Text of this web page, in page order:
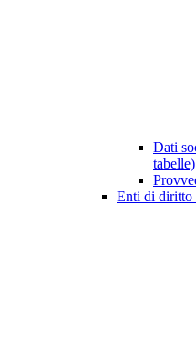
Dati
tabelle)
Enti di diritto